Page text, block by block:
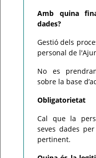
Amb quina
dades?
Gestió dels
personal de
No es
sobre la base
Obligatorietat
Cal que la
seves dades
pertinent.